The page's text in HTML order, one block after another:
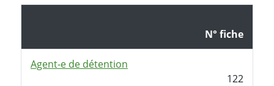
N° fiche
Agent-e de détention
122